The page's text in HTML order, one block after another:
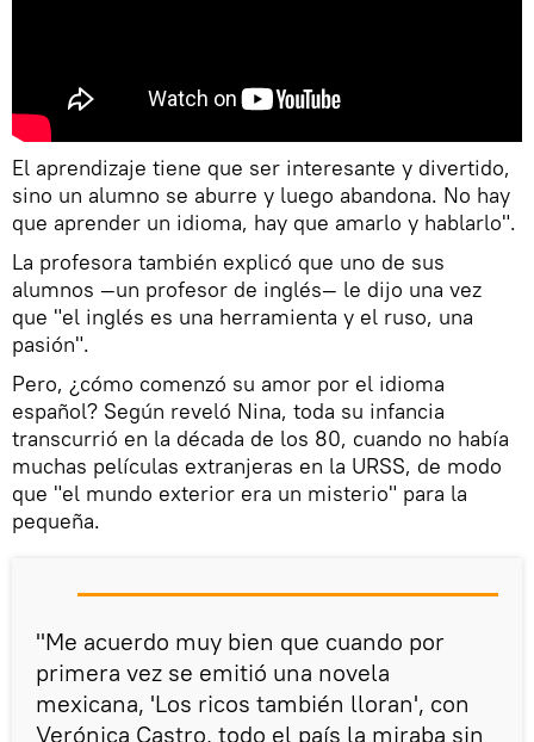
El aprendizaje tiene que ser interesante y divertido,
sino un alumno se aburre y luego abandona. No hay
que aprender un idioma, hay que amarlo y hablarlo".
La profesora también explicó que uno de sus
alumnos —un profesor de inglés— le dijo una vez
que "el inglés es una herramienta y el ruso, una
pasión".
Pero, ¿cómo comenzó su amor por el idioma
español? Según reveló Nina, toda su infancia
transcurrió en la década de los 80, cuando no había
muchas películas extranjeras en la URSS, de modo
que "el mundo exterior era un misterio" para la
pequeña.
"Me acuerdo muy bien que cuando por
primera vez se emitió una novela
mexicana, 'Los ricos también lloran', con
Verónica Castro, todo el país la miraba sin